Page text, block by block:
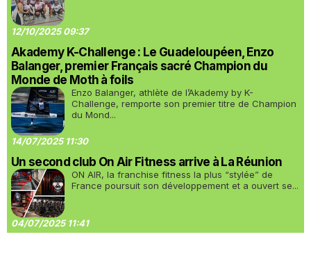
12/10/2025 09:37
Akademy K-Challenge : Le Guadeloupéen, Enzo
Balanger, premier Français sacré Champion du
Monde de Moth à foils
Enzo Balanger, athlète de l’Akademy by K-
Challenge, remporte son premier titre de Champion
du Mond...
14/07/2025 11:30
Un second club On Air Fitness arrive à La Réunion
ON AIR, la franchise fitness la plus “stylée” de
France poursuit son développement et a ouvert se...
04/07/2025 11:41